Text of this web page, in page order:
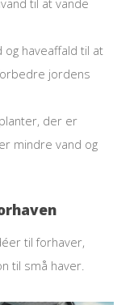
og haveaffald til at
jordens
der er
mindre vand og
til forhaver,
til små haver.